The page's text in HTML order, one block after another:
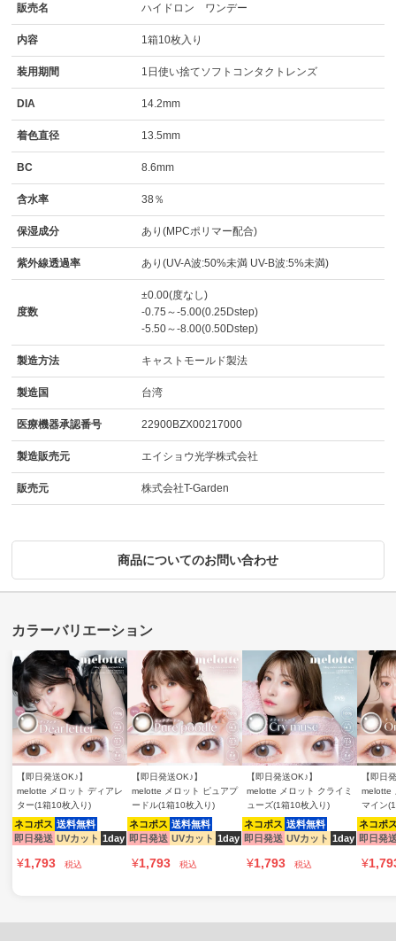
販売名 ハイドロン ワンデー
内容 1箱10枚入り
装用期間 1日使い捨てソフトコンタクトレンズ
DIA 14.2mm
着色直径 13.5mm
BC 8.6mm
含水率 38％
保湿成分 あり(MPCポリマー配合)
紫外線透過率 あり(UV-A波:50%未満 UV-B波:5%未満)
度数
±0.00(度なし)
-0.75～-5.00(0.25Dstep)
-5.50～-8.00(0.50Dstep)
製造方法 キャストモールド製法
製造国 台湾
医療機器承認番号 22900BZX00217000
製造販売元 エイショウ光学株式会社
販売元 株式会社T-Garden
商品についてのお問い合わせ
【即日発送OK♪】
melotte メロット ディアレ
ター(1箱10枚入り)
ネコポス 送料無料
即日発送 UVカット 1day
¥1,793 税込
【即日発送OK♪】
melotte メロット ピュアプ
ードル(1箱10枚入り)
ネコポス 送料無料
即日発送 UVカット 1day
¥1,793 税込
【即日発送OK♪】
melotte メロット クライミ
ューズ(1箱10枚入り)
ネコポス 送料無料
即日発送 UVカット 1day
¥1,793 税込
【即日
melotte
マイン
ネコポ
即日発
¥